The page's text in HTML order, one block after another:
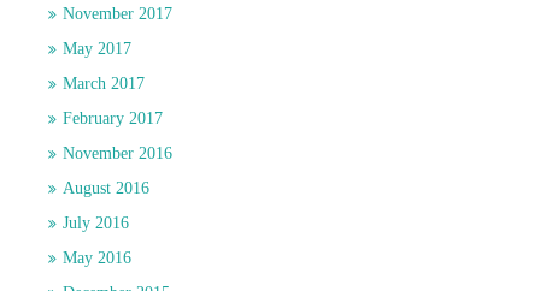
November 2017
May 2017
March 2017
February 2017
November 2016
August 2016
July 2016
May 2016